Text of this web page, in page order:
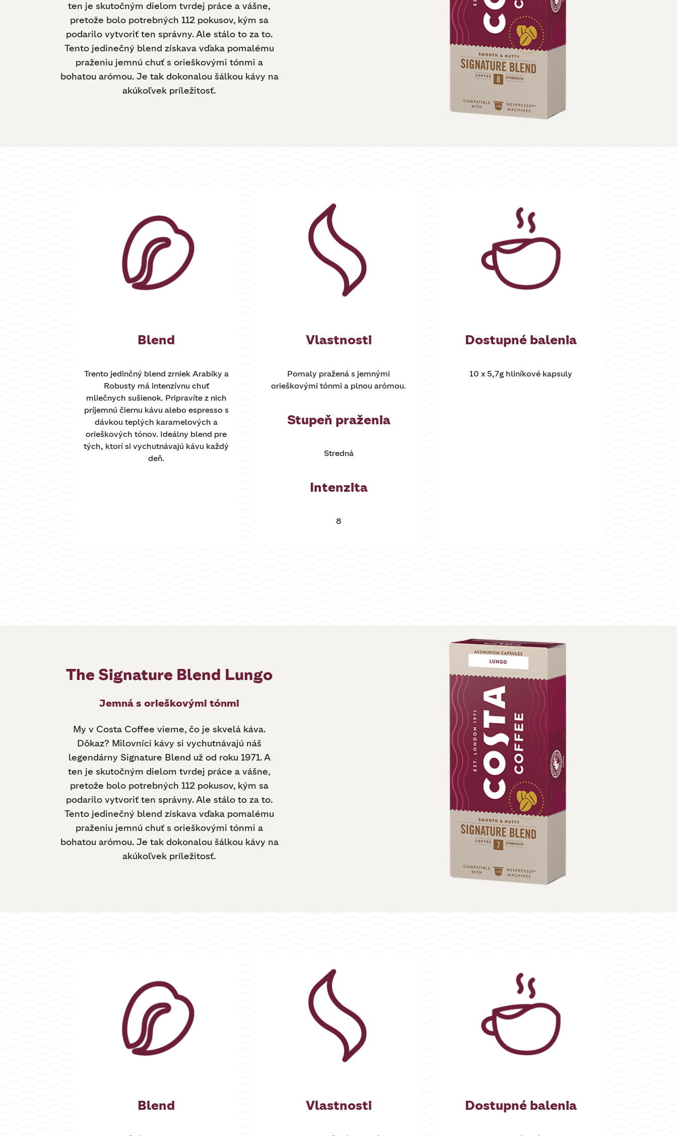
ten je skutočným dielom tvrdej práce a vášne,
pretože bolo potrebných 112 pokusov, kým sa
podarilo vytvoriť ten správny. Ale stálo to za to.
Tento jedinečný blend získava vďaka pomalému
praženiu jemnú chuť s orieškovými tónmi a
bohatou arómou. Je tak dokonalou šálkou kávy na
akúkoľvek príležitosť.
Blend
Trento jedinčný blend zrniek Arabiky a
Robusty má intenzívnu chuť
mliečnych sušienok. Pripravíte z nich
príjemnú čiernu kávu alebo espresso s
dávkou teplých karamelových a
orieškových tónov. Ideálny blend pre
tých, ktorí si vychutnávajú kávu každý
deň.
Vlastnosti
Pomaly pražená s jemnými
orieškovými tónmi a plnou arómou.
Stupeň praženia
Stredná
Intenzita
8
Dostupné balenia
10 x 5,7g hliníkové kapsuly
The Signature Blend Lungo
Jemná s orieškovými tónmi
My v Costa Coffee vieme, čo je skvelá káva.
Dôkaz? Milovníci kávy si vychutnávajú náš
legendárny Signature Blend už od roku 1971. A
ten je skutočným dielom tvrdej práce a vášne,
pretože bolo potrebných 112 pokusov, kým sa
podarilo vytvoriť ten správny. Ale stálo to za to.
Tento jedinečný blend získava vďaka pomalému
praženiu jemnú chuť s orieškovými tónmi a
bohatou arómou. Je tak dokonalou šálkou kávy na
akúkoľvek príležitosť.
Blend Vlastnosti Dostupné balenia